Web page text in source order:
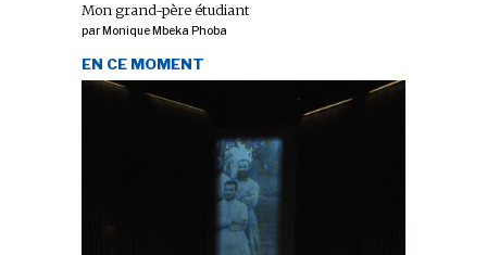
Mon grand-père étudiant
par Monique Mbeka Phoba
EN CE MOMENT